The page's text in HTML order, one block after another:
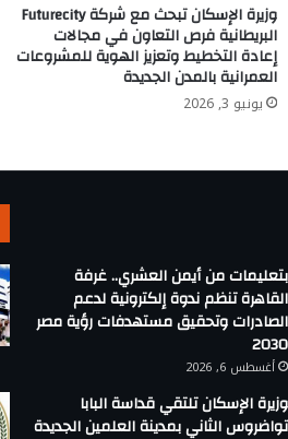
وزيرة الإسكان تبحث مع شركة Futurecity
البريطانية فرص التعاون في مجالات
إعادة التخطيط وتعزيز الهوية للمشروعات
العمرانية بالمدن الجديدة
يونيو 3, 2026
بتعليمات من أيمن العشري.. غرفة
القاهرة تنظم ندوة إلكترونية لدعم
الصادرات وتحقيق مستهدفات رؤية مصر
2030
أغسطس 6, 2026
وزيرة الإسكان تلتقي قداسة البابا
تواضروس الثاني بمدينة العلمين الجديدة